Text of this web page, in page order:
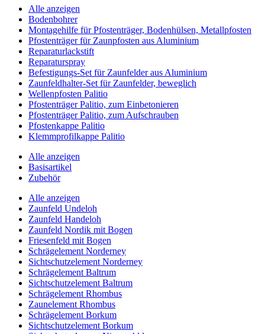
Alle anzeigen
Bodenbohrer
Montagehilfe für Pfostenträger, Bodenhülsen, Metallpfosten
Pfostenträger für Zaunpfosten aus Aluminium
Reparaturlackstift
Reparaturspray
Befestigungs-Set für Zaunfelder aus Aluminium
Zaunfeldhalter-Set für Zaunfelder, beweglich
Wellenpfosten Palitio
Pfostenträger Palitio, zum Einbetonieren
Pfostenträger Palitio, zum Aufschrauben
Pfostenkappe Palitio
Klemmprofilkappe Palitio
Alle anzeigen
Basisartikel
Zubehör
Alle anzeigen
Zaunfeld Undeloh
Zaunfeld Handeloh
Zaunfeld Nordik mit Bogen
Friesenfeld mit Bogen
Schrägelement Norderney
Sichtschutzelement Norderney
Schrägelement Baltrum
Sichtschutzelement Baltrum
Schrägelement Rhombus
Zaunelement Rhombus
Schrägelement Borkum
Sichtschutzelement Borkum